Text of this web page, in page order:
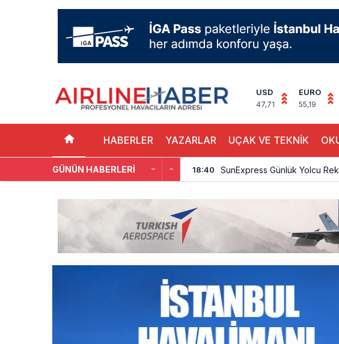
USD
47,71
EURO
55,19
HABERLER YAZARLAR UÇAK VE TEKNİK
GÜNÜN HABERLERI 18:40 SunExpress Günlük Yolcu
Aslıhan Güven, Airport
EasyJet, 5,7 Milyar Sterline
15:26 Pilotlar, Teknisyenler, Kabin
12:58 BookingAgora’dan Dubai’ye
10:56 AJet Uçuşlarıyla Rus Turist
10:00 Airbus Temmuz bilançosunu